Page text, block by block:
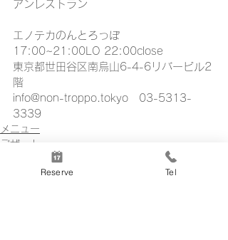
アンレストラン
エノテカのんとろっぽ
17:00~21:00LO 22:00close
東京都世田谷区南烏山6-4-6リバービル2
階
info@non-troppo.tokyo　03-5313-
3339
メニュー
デザート
Reserve Tel